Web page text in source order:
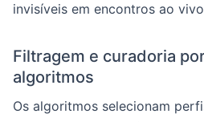
invisíveis em encontros ao
Filtragem e curadoria
algoritmos
Os algoritmos selecionam